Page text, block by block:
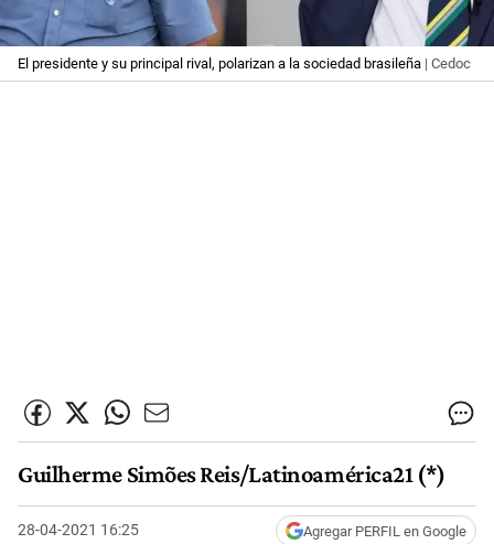
El presidente y su principal rival, polarizan a la sociedad brasileña | Cedoc
Guilherme Simões Reis/Latinoamérica21 (*)
28-04-2021 16:25 Agregar PERFIL en Google